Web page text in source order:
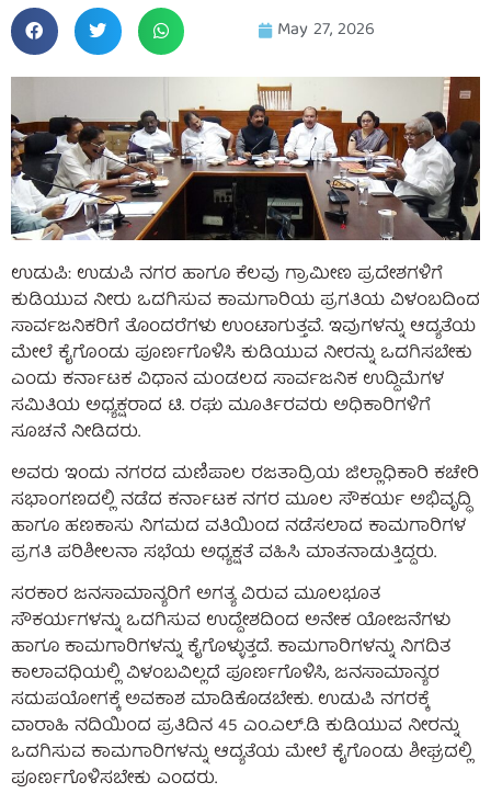
May 27, 2026
ಉಡುಪಿ: ಉಡುಪಿ ನಗರ ಹಾಗೂ ಕೆಲವು ಗ್ರಾಮೀಣ ಪ್ರದೇಶಗಳಿಗೆ
ಕುಡಿಯುವ ನೀರು ಒದಗಿಸುವ ಕಾಮಗಾರಿಯ ಪ್ರಗತಿಯ ವಿಳಂಬದಿoದ
ಸಾರ್ವಜನಿಕರಿಗೆ ತೊಂದರೆಗಳು ಉಂಟಾಗುತ್ತವೆ. ಇವುಗಳನ್ನು ಆದ್ಯತೆಯ
ಮೇಲೆ ಕೈಗೊಂಡು ಪೂರ್ಣಗೊಳಿಸಿ ಕುಡಿಯುವ ನೀರನ್ನು ಒದಗಿಸಬೇಕು
ಎಂದು ಕರ್ನಾಟಕ ವಿಧಾನ ಮಂಡಲದ ಸಾರ್ವಜನಿಕ ಉದ್ದಿಮೆಗಳ
ಸಮಿತಿಯ ಅಧ್ಯಕ್ಷರಾದ ಟಿ. ರಘು ಮೂರ್ತಿರವರು ಅಧಿಕಾರಿಗಳಿಗೆ
ಸೂಚನೆ ನೀಡಿದರು.
ಅವರು ಇಂದು ನಗರದ ಮಣಿಪಾಲ ರಜತಾದ್ರಿಯ ಜಿಲ್ಲಾಧಿಕಾರಿ ಕಚೇರಿ
ಸಭಾಂಗಣದಲ್ಲಿ ನಡೆದ ಕರ್ನಾಟಕ ನಗರ ಮೂಲ ಸೌಕರ್ಯ ಅಭಿವೃದ್ಧಿ
ಹಾಗೂ ಹಣಕಾಸು ನಿಗಮದ ವತಿಯಿಂದ ನಡೆಸಲಾದ ಕಾಮಗಾರಿಗಳ
ಪ್ರಗತಿ ಪರಿಶೀಲನಾ ಸಭೆಯ ಅಧ್ಯಕ್ಷತೆ ವಹಿಸಿ ಮಾತನಾಡುತ್ತಿದ್ದರು.
ಸರಕಾರ ಜನಸಾಮಾನ್ಯರಿಗೆ ಅಗತ್ಯ ವಿರುವ ಮೂಲಭೂತ
ಸೌಕರ್ಯಗಳನ್ನು ಒದಗಿಸುವ ಉದ್ದೇಶದಿಂದ ಅನೇಕ ಯೋಜನೆಗಳು
ಹಾಗೂ ಕಾಮಗಾರಿಗಳನ್ನು ಕೈಗೊಳ್ಳುತ್ತದೆ. ಕಾಮಗಾರಿಗಳನ್ನು ನಿಗದಿತ
ಕಾಲಾವಧಿಯಲ್ಲಿ ವಿಳಂಬವಿಲ್ಲದೆ ಪೂರ್ಣಗೊಳಿಸಿ, ಜನಸಾಮಾನ್ಯರ
ಸದುಪಯೋಗಕ್ಕೆ ಅವಕಾಶ ಮಾಡಿಕೊಡಬೇಕು. ಉಡುಪಿ ನಗರಕ್ಕೆ
ವಾರಾಹಿ ನದಿಯಿಂದ ಪ್ರತಿದಿನ 45 ಎಂ.ಎಲ್.ಡಿ ಕುಡಿಯುವ ನೀರನ್ನು
ಒದಗಿಸುವ ಕಾಮಗಾರಿಗಳನ್ನು ಆದ್ಯತೆಯ ಮೇಲೆ ಕೈಗೊಂಡು ಶೀಘ್ರದಲ್ಲಿ
ಪೂರ್ಣಗೊಳಿಸಬೇಕು ಎಂದರು.